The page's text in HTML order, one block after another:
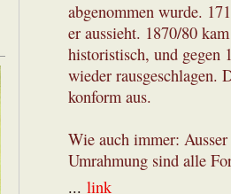
abgenommen wurde.
er aussieht. 1870/80
historistisch, und gegen
wieder rausgeschlagen.
konform aus.
Wie auch immer:
Umrahmung sind alle
... link